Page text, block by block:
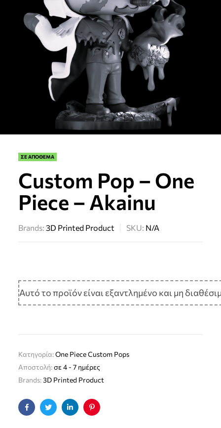
ΣΕ ΑΠΟΘΕΜΑ
Custom Pop – One
Piece – Akainu
Brands: 3D Printed Product SKU: N/A
Αυτό το προϊόν είναι εξαντλημένο και μη
Κατηγορία:One Piece Custom Pops
Αποστολή:σε 4 - 7 ημέρες
Brands:3D Printed Product
FacebookTwitterLinkedinPinterest